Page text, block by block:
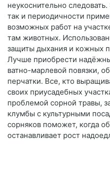
неукоснительно
так и периодичности
возможных работ на
там животных.
защиты дыхания и кожных
Лучше приобрести
ватно-марлевой повязки,
перчатки. Все, кто
своих приусадебных
проблемой сорной травы,
клумбы с культурными
сорняков поможет, когда
останавливает рост